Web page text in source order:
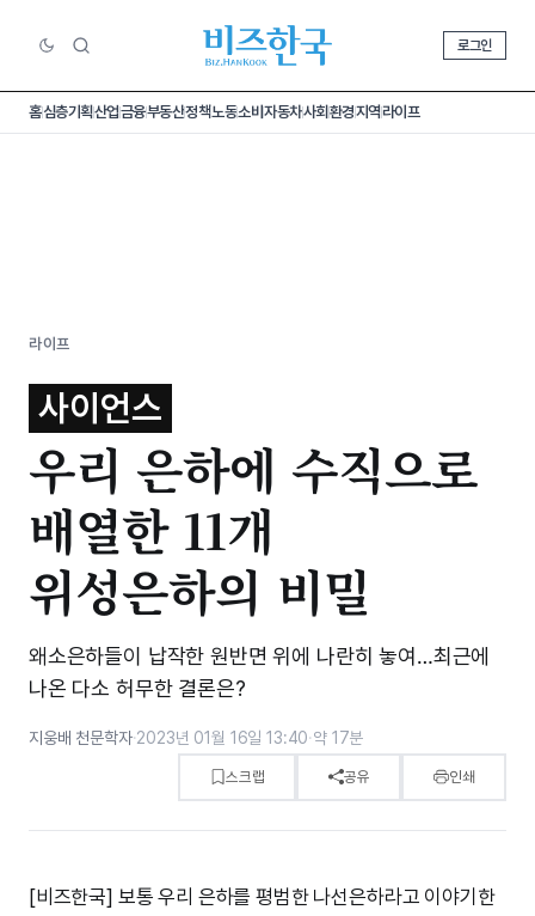
로그인
홈심층기획산업금융부동산정책노동소비 자동차사회환경지역라이프
라이프
사이언스
우리 은하에 수직으로
배열한 11개
위성은하의 비밀
왜소은하들이 납작한 원반면 위에 나란히 놓여…최근에
나온 다소 허무한 결론은?
지웅배 천문학자·2023년 01월 16일 13:40·약 17분
스크랩 공유 인쇄
[비즈한국] 보통 우리 은하를 평범한 나선은하라고 이야기한